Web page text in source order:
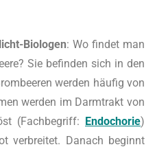
Biologen: Wo findet man
Sie befinden sich in den
werden häufig von
werden im Darmtrakt von
(Fachbegriff: Endochorie)
verbreitet. Danach beginnt